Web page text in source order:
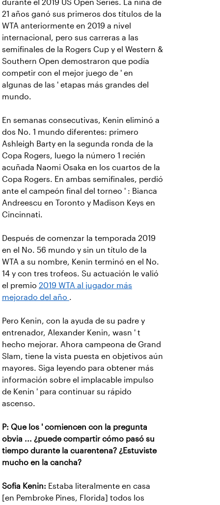
durante el 2019 US Open Series. La niña de
21 años ganó sus primeros dos títulos de la
WTA anteriormente en 2019 a nivel
internacional, pero sus carreras a las
semifinales de la Rogers Cup y el Western &
Southern Open demostraron que podía
competir con el mejor juego de ' en
algunas de las ' etapas más grandes del
mundo.
En semanas consecutivas, Kenin eliminó a
dos No. 1 mundo diferentes: primero
Ashleigh Barty en la segunda ronda de la
Copa Rogers, luego la número 1 recién
acuñada Naomi Osaka en los cuartos de la
Copa Rogers. En ambas semifinales, perdió
ante el campeón final del torneo ' : Bianca
Andreescu en Toronto y Madison Keys en
Cincinnati.
Después de comenzar la temporada 2019
en el No. 56 mundo y sin un título de la
WTA a su nombre, Kenin terminó en el No.
14 y con tres trofeos. Su actuación le valió
el premio 2019 WTA al jugador más
mejorado del año .
Pero Kenin, con la ayuda de su padre y
entrenador, Alexander Kenin, wasn ' t
hecho mejorar. Ahora campeona de Grand
Slam, tiene la vista puesta en objetivos aún
mayores. Siga leyendo para obtener más
información sobre el implacable impulso
de Kenin ' para continuar su rápido
ascenso.
P: Que los ' comiencen con la pregunta
obvia ... ¿puede compartir cómo pasó su
tiempo durante la cuarentena? ¿Estuviste
mucho en la cancha?
Sofia Kenin: Estaba literalmente en casa
[en Pembroke Pines, Florida] todos los